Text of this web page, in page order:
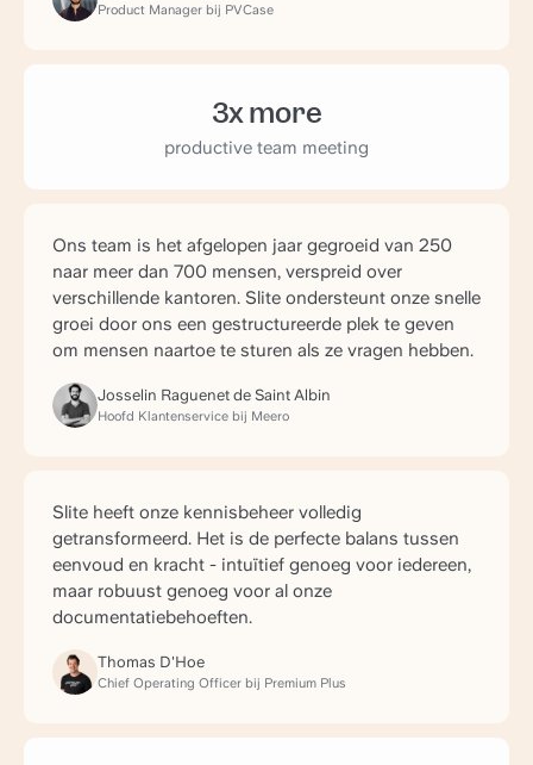
Product Manager bij PVCase
3x more
productive team meeting
Ons team is het afgelopen jaar gegroeid van 250
naar meer dan 700 mensen, verspreid over
verschillende kantoren. Slite ondersteunt onze snelle
groei door ons een gestructureerde plek te geven
om mensen naartoe te sturen als ze vragen hebben.
Josselin Raguenet de Saint Albin
Hoofd Klantenservice bij Meero
Slite heeft onze kennisbeheer volledig
getransformeerd. Het is de perfecte balans tussen
eenvoud en kracht - intuïtief genoeg voor iedereen,
maar robuust genoeg voor al onze
documentatiebehoeften.
Thomas D'Hoe
Chief Operating Officer bij Premium Plus